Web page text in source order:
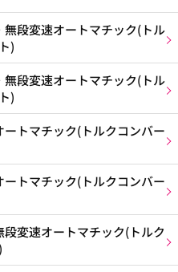
段変速オートマチック(トル
)
段変速オートマチック(トル
)
トマチック(トルクコンバー
トマチック(トルクコンバー
変速オートマチック(トルク